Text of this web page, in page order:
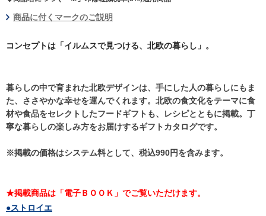
商品に付くマークのご説明
コンセプトは「イルムスで見つける、北欧の暮らし」。
暮らしの中で育まれた北欧デザインは、手にした人の暮らしにもま
た、ささやかな幸せを運んでくれます。北欧の食文化をテーマに食
材や食品をセレクトしたフードギフトも、レシピとともに掲載。丁
寧な暮らしの楽しみ方をお届けするギフトカタログです。
※掲載の価格はシステム料として、税込990円を含みます。
★掲載商品は「電子ＢＯＯＫ」でご覧いただけます。
●ストロイエ